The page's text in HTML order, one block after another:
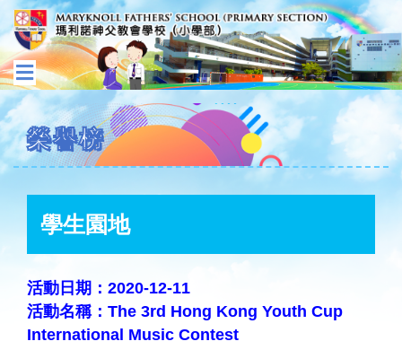
榮譽榜
學生園地
活動日期：2020-12-11
活動名稱：The 3rd Hong Kong Youth Cup
International Music Contest